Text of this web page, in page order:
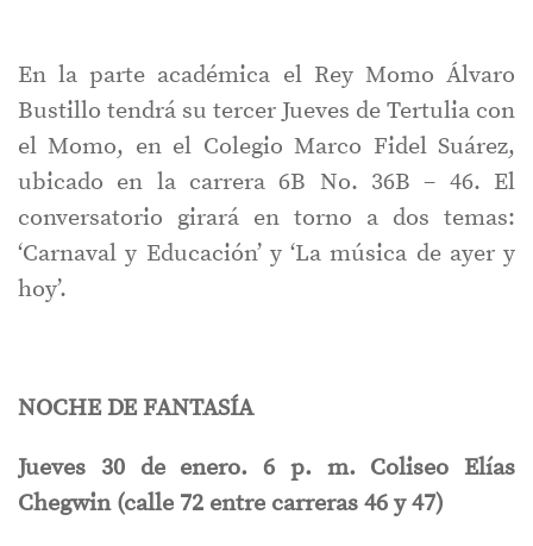
En la parte académica el Rey Momo Álvaro
Bustillo tendrá su tercer Jueves de Tertulia con
el Momo, en el Colegio Marco Fidel Suárez,
ubicado en la carrera 6B No. 36B – 46. El
conversatorio girará en torno a dos temas:
‘Carnaval y Educación’ y ‘La música de ayer y
hoy’.
NOCHE DE FANTASÍA
Jueves 30 de enero. 6 p. m. Coliseo Elías
Chegwin (calle 72 entre carreras 46 y 47)